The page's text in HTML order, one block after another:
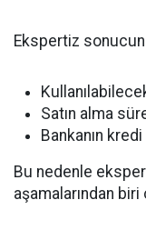
Ekspertiz
Satın alma
Bankanın
Bu nedenle
aşamalarından